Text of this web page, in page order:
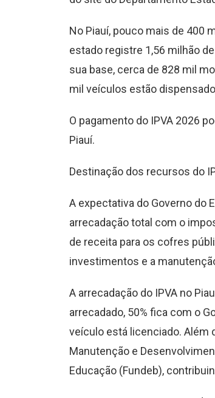
No Piauí, pouco mais de 400
estado registre 1,56 milhão
sua base, cerca de 828 mil
mil veículos estão
O pagamento do IPVA 2026
Piauí.
Destinação dos recursos do
A expectativa do Governo do
arrecadação total com o
de receita para os cofres
investimentos e a
A arrecadação do IPVA no
arrecadado, 50% fica com o
veículo está licenciado. Além
Manutenção e
Educação (Fundeb),